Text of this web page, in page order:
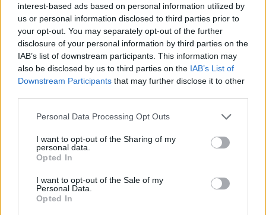
interest-based ads based on personal information utilized by
us or personal information disclosed to third parties prior to
your opt-out. You may separately opt-out of the further
disclosure of your personal information by third parties on the
IAB’s list of downstream participants. This information may
also be disclosed by us to third parties on the IAB’s List of
Downstream Participants that may further disclose it to other
Personal Data Processing Opt Outs
I want to opt-out of the Sharing of my
personal data.
Opted In
I want to opt-out of the Sale of my
Personal Data.
Opted In
Liga 3 arranca este fim de semana com Lusitano de Évora em
cena: Conheça o calendário
jornada marcada...
6 Agosto, 2026 - 14:51